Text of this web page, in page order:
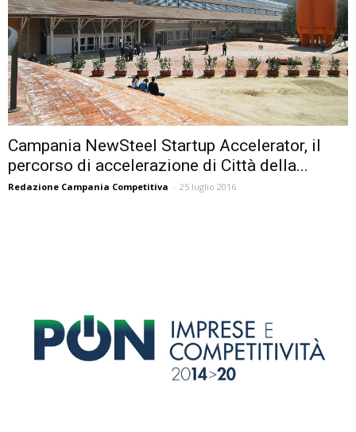
Campania NewSteel Startup Accelerator, il
percorso di accelerazione di Città della...
Redazione Campania Competitiva - 25 luglio 2016